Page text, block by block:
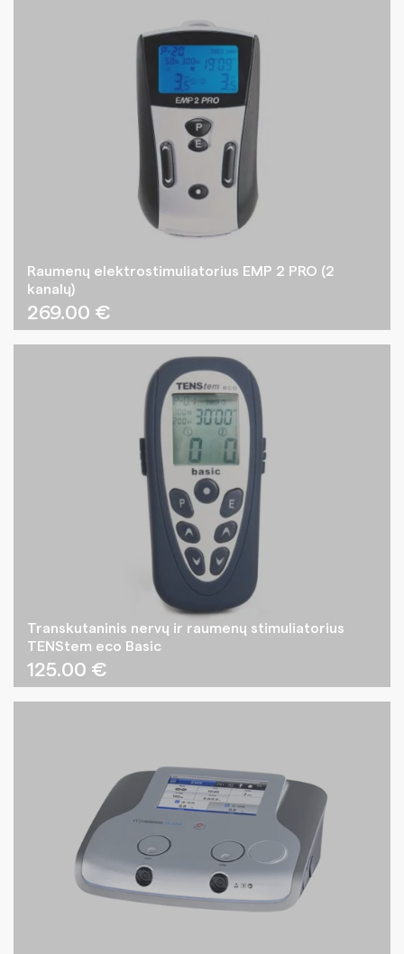
Raumenų elektrostimuliatorius EMP 2 PRO (2
kanalų)
269.00 €
Transkutaninis nervų ir raumenų stimuliatorius
TENStem eco Basic
125.00 €